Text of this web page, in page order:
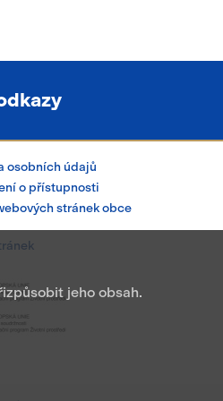
osobních údajů
o přístupnosti
stránek obce
jeho obsah.